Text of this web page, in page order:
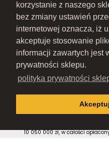
korzystanie z naszego
bez zmiany ustawień
internetowej oznacza, iż
akceptuje stosowanie
informacji zawartych jest
prywatności sklepu.
polityka prywatności
O FIRMIE
ZOBACZ RÓWNIEŻ
KONTAKT
NEWSLETTER
RAMEX SPÓŁKA Z OGRANICZONĄ
z siedzibą w Nowym Sączu (adres
123 C, 33-300 Nowy Sącz); wpisana
Sądowego pod numerem KRS
jest dokumentacja spółki: Sąd
Wydział Gospodarczy Krajowego
10 050 000 zł, w całości